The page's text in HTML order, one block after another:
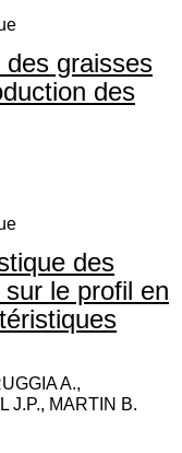
graisses
des
des
le profil en
A.,
J.P., MARTIN B.